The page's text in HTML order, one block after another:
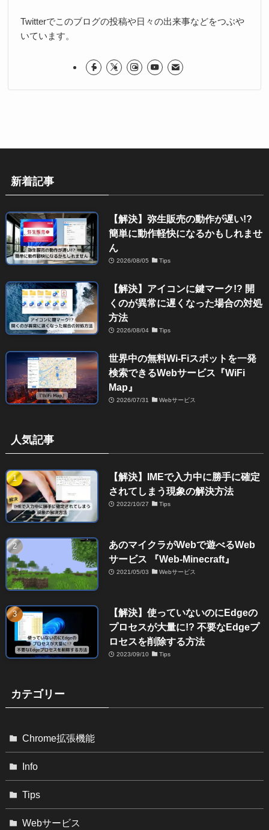
Twitterでこのブログの投稿や日々の出来事などをつぶや
いています。
新着記事
【解決】弥生販売の動作が遅い!?
簡単に動作軽快になるかもしれませ
ん
2026/08/05 Tips
【解決】アイコンに鍵マーク!? 開
くのが異常に遅くなった場合の対処
方法
2026/08/04 Tips
世界中の無料Wi-Fiスポットを一発
検索できるWebサービス『WiFi
Map』
2026/07/31 Webサービス
人気記事
【解決】IMEで入力中に勝手に確定
されてしまう現象の解決方法
2022/10/27 Tips
あのマイクラがWebで遊べるWeb
サービス 『Web-Minecraft』
2021/05/03 Webサービス
【解決】使っていないのにEdgeの
プロセスが大量に!? 不要なEdgeプ
ロセスを削除する方法
2023/09/10 Tips
カテゴリー
Chrome拡張機能
Info
Tips
Webサービス